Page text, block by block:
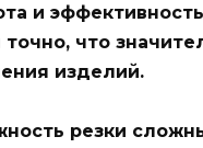
и
что
изделий.
резки